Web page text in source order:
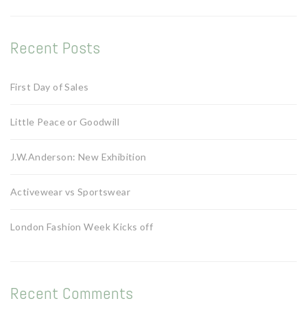
Recent Posts
First Day of Sales
Little Peace or Goodwill
J.W.Anderson: New Exhibition
Activewear vs Sportswear
London Fashion Week Kicks off
Recent Comments